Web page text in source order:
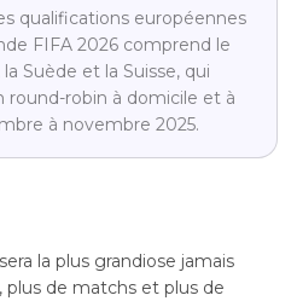
qualifications européennes
FIFA 2026 comprend le
Suède et la Suisse, qui
round-robin à domicile et à
à novembre 2025.
la plus grandiose jamais
plus de matchs et plus de